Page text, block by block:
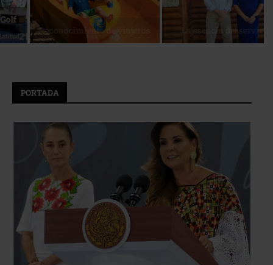
Reconocimiento de viajeros La esencia del servicio
PORTADA